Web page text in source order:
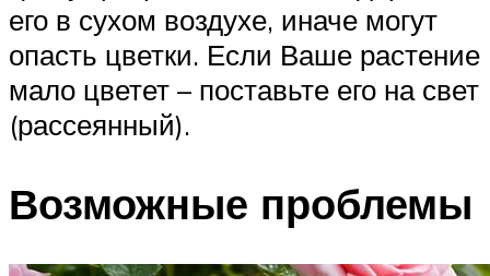
его в сухом воздухе, иначе могут
опасть цветки. Если Ваше растение
мало цветет – поставьте его на свет
(рассеянный).
Возможные проблемы